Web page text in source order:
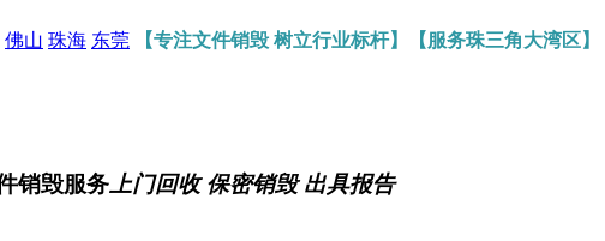
佛山 珠海 东莞 【专注文件销毁 树立行业标杆】【服务珠三角大湾区
销毁服务 上门回收 保密销毁 出具报告